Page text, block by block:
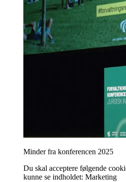
Minder fra konferencen 2025
Du skal acceptere følgende
kunne se indholdet: Marketing